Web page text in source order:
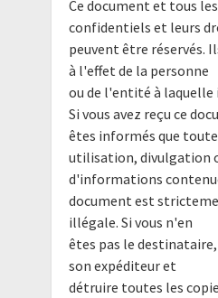
Ce document et tous
confidentiels et leurs
peuvent être réservés.
à l'effet de la personne
ou de l'entité à laquelle
Si vous avez reçu ce
êtes informés que toute
utilisation, divulgation
d'informations
document est
illégale. Si vous n'en
êtes pas le
son expéditeur et
détruire toutes les